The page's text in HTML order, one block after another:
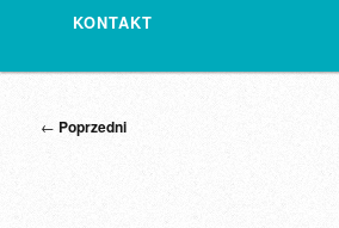
KONTAKT
Nawigacja
← Poprzedni